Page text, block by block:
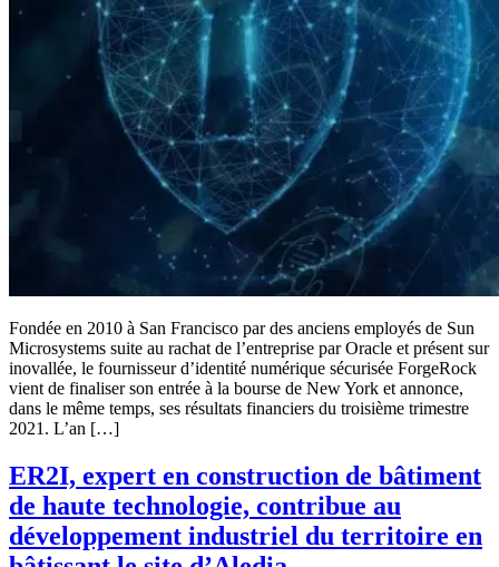
Fondée en 2010 à San Francisco par des anciens employés de Sun
Microsystems suite au rachat de l’entreprise par Oracle et présent sur
inovallée, le fournisseur d’identité numérique sécurisée ForgeRock
vient de finaliser son entrée à la bourse de New York et annonce,
dans le même temps, ses résultats financiers du troisième trimestre
2021. L’an […]
ER2I, expert en construction de bâtiment
de haute technologie, contribue au
développement industriel du territoire en